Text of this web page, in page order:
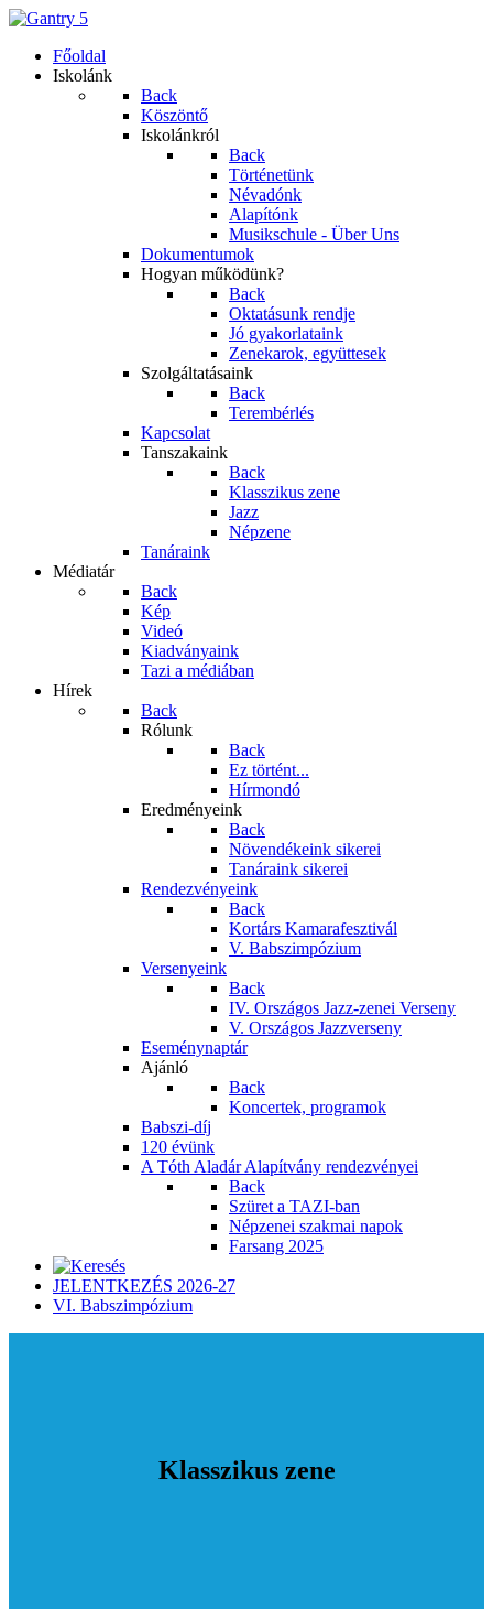
Főoldal
Iskolánk
Back
Köszöntő
Iskolánkról
Back
Történetünk
Névadónk
Alapítónk
Musikschule - Über Uns
Dokumentumok
Hogyan működünk?
Back
Oktatásunk rendje
Jó gyakorlataink
Zenekarok, együttesek
Szolgáltatásaink
Back
Terembérlés
Kapcsolat
Tanszakaink
Back
Klasszikus zene
Jazz
Népzene
Tanáraink
Médiatár
Back
Kép
Videó
Kiadványaink
Tazi a médiában
Hírek
Back
Rólunk
Back
Ez történt...
Hírmondó
Eredményeink
Back
Növendékeink sikerei
Tanáraink sikerei
Rendezvényeink
Back
Kortárs Kamarafesztivál
V. Babszimpózium
Versenyeink
Back
IV. Országos Jazz-zenei Verseny
V. Országos Jazzverseny
Eseménynaptár
Ajánló
Back
Koncertek, programok
Babszi-díj
120 évünk
A Tóth Aladár Alapítvány rendezvényei
Back
Szüret a TAZI-ban
Népzenei szakmai napok
Farsang 2025
JELENTKEZÉS 2026-27
VI. Babszimpózium
Klasszikus zene